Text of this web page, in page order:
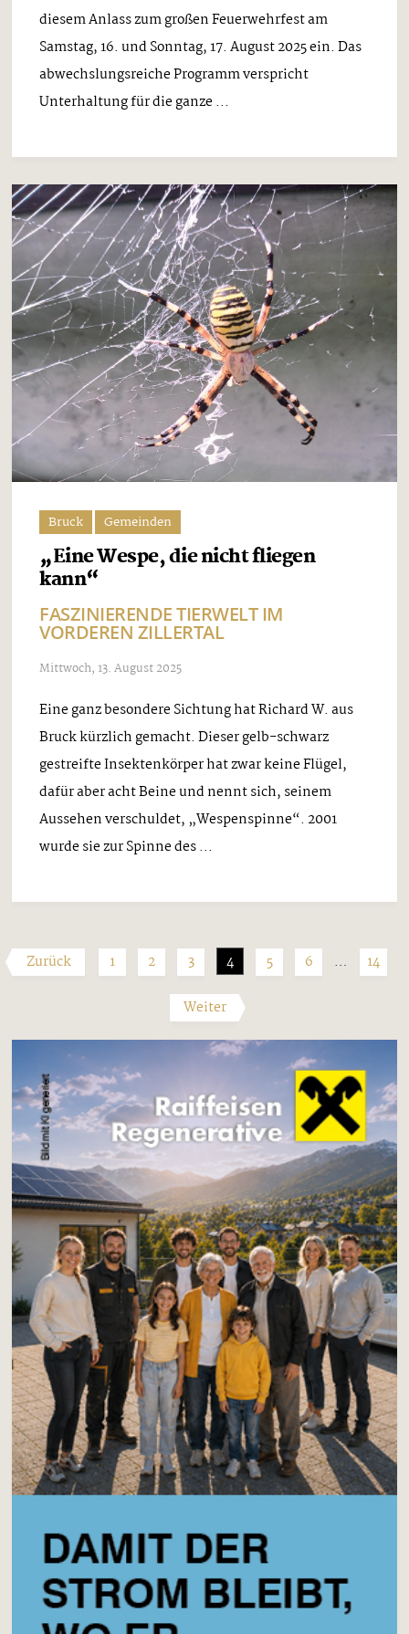
diesem Anlass zum großen Feuerwehrfest am
Samstag, 16. und Sonntag, 17. August 2025 ein. Das
abwechslungsreiche Programm verspricht
Unterhaltung für die ganze ...
Bruck Gemeinden
„Eine Wespe, die nicht fliegen
kann“
FASZINIERENDE TIERWELT IM
VORDEREN ZILLERTAL
Mittwoch, 13. August 2025
Eine ganz besondere Sichtung hat Richard W. aus
Bruck kürzlich gemacht. Dieser gelb-schwarz
gestreifte Insektenkörper hat zwar keine Flügel,
dafür aber acht Beine und nennt sich, seinem
Aussehen verschuldet, „Wespenspinne“. 2001
wurde sie zur Spinne des ...
Zurück 1 2 3 4 5 6 … 14
Weiter